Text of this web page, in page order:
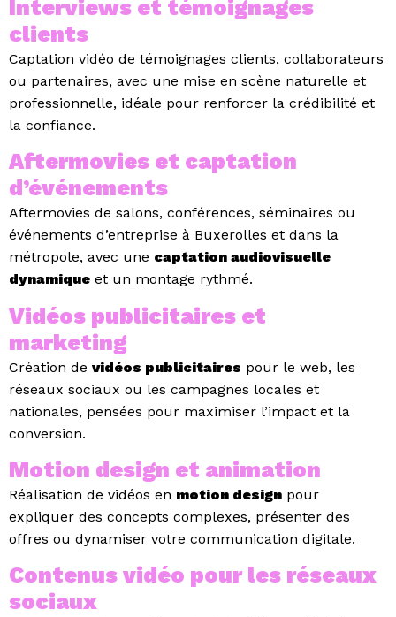
Interviews et témoignages
clients
Captation vidéo de témoignages clients, collaborateurs
ou partenaires, avec une mise en scène naturelle et
professionnelle, idéale pour renforcer la crédibilité et
la confiance.
Aftermovies et captation
d’événements
Aftermovies de salons, conférences, séminaires ou
événements d’entreprise à Buxerolles et dans la
métropole, avec une captation audiovisuelle
dynamique et un montage rythmé.
Vidéos publicitaires et
marketing
Création de vidéos publicitaires pour le web, les
réseaux sociaux ou les campagnes locales et
nationales, pensées pour maximiser l’impact et la
conversion.
Motion design et animation
Réalisation de vidéos en motion design pour
expliquer des concepts complexes, présenter des
offres ou dynamiser votre communication digitale.
Contenus vidéo pour les réseaux
sociaux